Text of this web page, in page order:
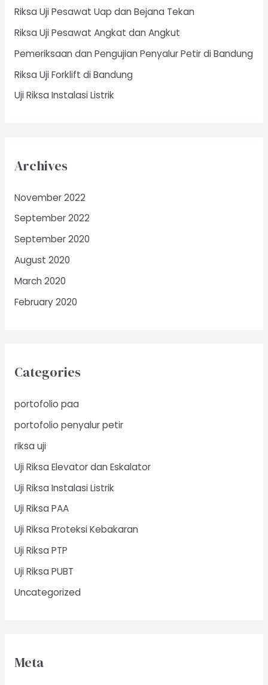
:
Riksa Uji Pesawat Uap dan Bejana Tekan
Riksa Uji Pesawat Angkat dan Angkut
Pemeriksaan dan Pengujian Penyalur Petir di Bandung
Riksa Uji Forklift di Bandung
Uji Riksa Instalasi Listrik
Archives
November 2022
September 2022
September 2020
August 2020
March 2020
February 2020
Categories
portofolio paa
portofolio penyalur petir
riksa uji
Uji Riksa Elevator dan Eskalator
Uji Riksa Instalasi Listrik
Uji Riksa PAA
Uji Riksa Proteksi Kebakaran
Uji Riksa PTP
Uji Riksa PUBT
Uncategorized
Meta